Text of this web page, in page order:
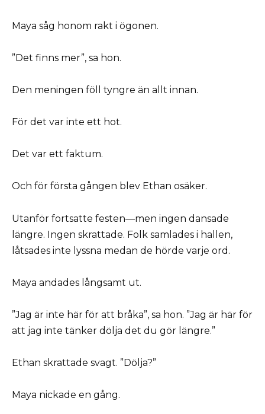
Maya såg honom rakt i ögonen.
”Det finns mer”, sa hon.
Den meningen föll tyngre än allt innan.
För det var inte ett hot.
Det var ett faktum.
Och för första gången blev Ethan osäker.
Utanför fortsatte festen—men ingen dansade
längre. Ingen skrattade. Folk samlades i hallen,
låtsades inte lyssna medan de hörde varje ord.
Maya andades långsamt ut.
”Jag är inte här för att bråka”, sa hon. ”Jag är här för
att jag inte tänker dölja det du gör längre.”
Ethan skrattade svagt. ”Dölja?”
Maya nickade en gång.